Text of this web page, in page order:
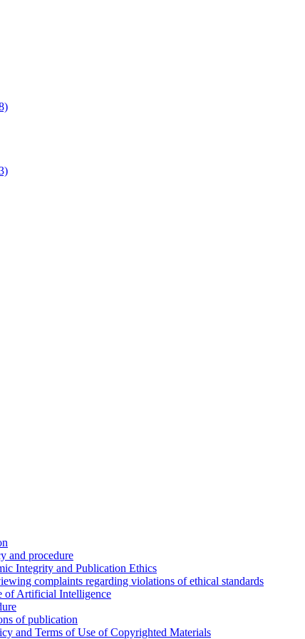
and procedure
Integrity and Publication Ethics
complaints regarding violations of ethical standards
of Artificial Intelligence
of publication
and Terms of Use of Copyrighted Materials